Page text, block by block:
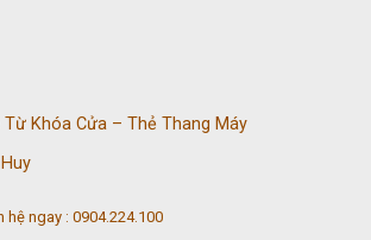
Từ Khóa Cửa – Thẻ Thang Máy
hệ ngay : 0904.224.100